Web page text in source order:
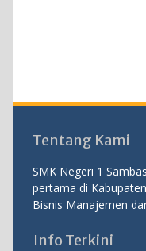
Tentang Kami
SMK Negeri 1
pertama di
Bisnis Manajemen
Info Terkini